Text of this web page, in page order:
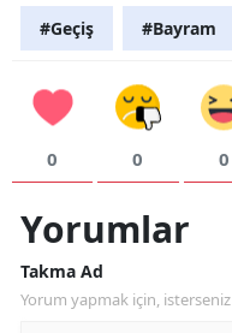
#Geçiş #Bayram
0 0 0
Yorumlar
Takma Ad
Yorum yapmak için, isterseniz